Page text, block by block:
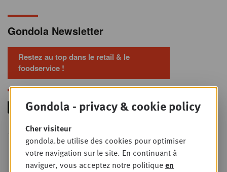
Gondola Newsletter
Restez au top dans le retail & le
foodservice !
MER
9
SEPT
Foodservice - Joint
business planning
Intro to Negotiation: Succes aan de
Gondola - privacy & cookie policy
Cher visiteur
gondola.be utilise des cookies pour optimiser
votre navigation sur le site. En continuant à
naviguer, vous acceptez notre politiqueen